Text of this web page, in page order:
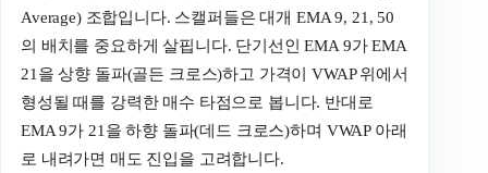
Average) 조합입니다. 스캘퍼들은 대개 EMA 9, 21, 50
의 배치를 중요하게 살핍니다. 단기선인 EMA 9가 EMA
21을 상향 돌파(골든 크로스)하고 가격이 VWAP 위에서
형성될 때를 강력한 매수 타점으로 봅니다. 반대로
EMA 9가 21을 하향 돌파(데드 크로스)하며 VWAP 아래
로 내려가면 매도 진입을 고려합니다.